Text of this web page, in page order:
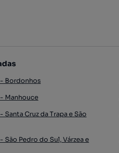
Bordonhos
Manhouce
Cruz da Trapa e São
Pedro do Sul, Várzea e